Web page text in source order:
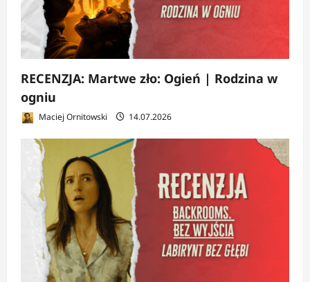
RECENZJA: Martwe zło: Ogień | Rodzina w
ogniu
Maciej Ornitowski 14.07.2026